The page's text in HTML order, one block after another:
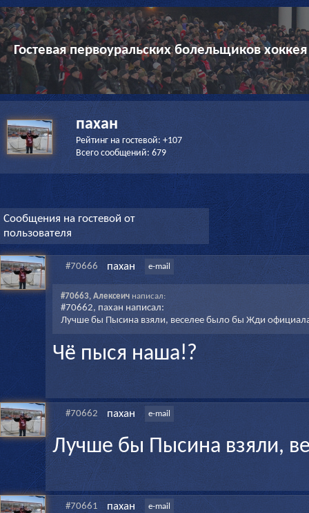
Гостевая первоуральских болельщиков
пахан
Рейтинг на гостевой: +107
Всего сообщений: 679
Сообщения на гостевой от
пользователя
#70666 пахан e-mail
#70663, Алексеичнаписал:
#70662, пахан написал:
Лучше бы Пысина взяли, веселее было бы Жди
Чë пыся наша!?
#70662 пахан e-mail
Лучше бы Пысина взяли,
#70661 пахан e-mail